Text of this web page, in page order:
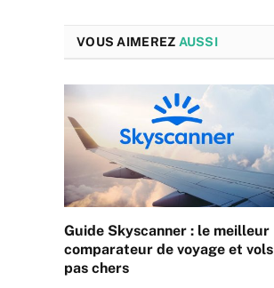
VOUS AIMEREZ AUSSI
Guide Skyscanner : le meilleur
comparateur de voyage et vols
pas chers